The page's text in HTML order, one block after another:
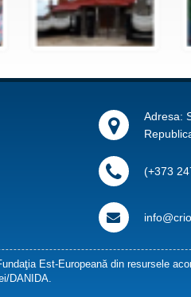
Adresa:
(+373
Est-Europeană din resursele
DANIDA.